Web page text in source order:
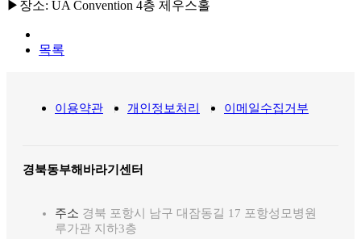
▶ 장소: UA Convention 4층 제우스홀
목록
이용약관 개인정보처리 이메일수집거부
경북동부해바라기센터
주소 경북 포항시 남구 대잠동길 17 포항성모병원
루가관 지하3층